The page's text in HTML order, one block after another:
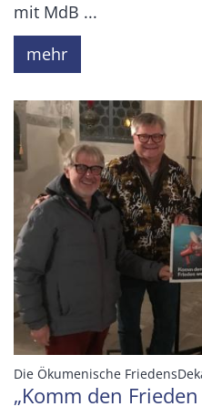
mit MdB ...
mehr
Die Ökumenische
„Komm den